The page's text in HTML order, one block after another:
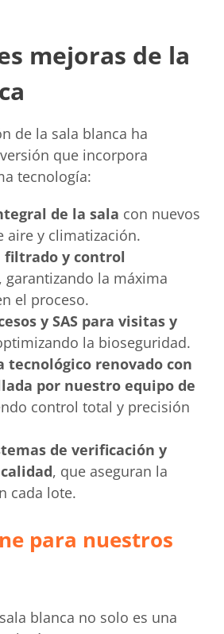
mejoras de la
de la sala blanca ha
que incorpora
tecnología:
de la sala con nuevos
aire y climatización.
filtrado y control
, garantizando la máxima
el proceso.
y SAS para visitas y
la bioseguridad.
tecnológico renovado con
por nuestro equipo de
control total y precisión
de verificación y
, que aseguran la
cada lote.
para nuestros
blanca no solo es una